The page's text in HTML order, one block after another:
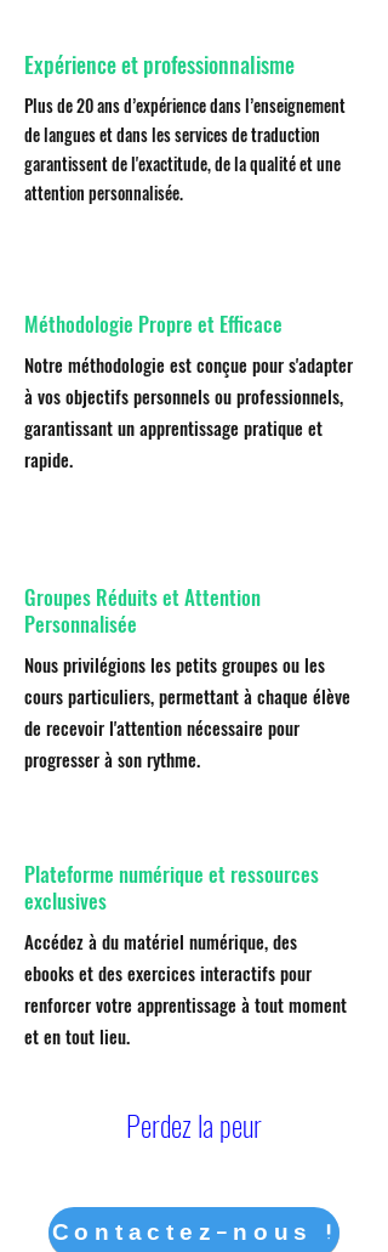
Expérience et professionnalisme
Plus de 20 ans d’expérience dans l’enseignement
de langues et dans les services de traduction
garantissent de l'exactitude, de la qualité et une
attention personnalisée.
Méthodologie Propre et Efficace
Notre méthodologie est conçue pour s'adapter
à vos objectifs personnels ou professionnels,
garantissant un apprentissage pratique et
rapide.
Groupes Réduits et Attention
Personnalisée
Nous privilégions les petits groupes ou les
cours particuliers, permettant à chaque élève
de recevoir l'attention nécessaire pour
progresser à son rythme.
Plateforme numérique et ressources
exclusives
Accédez à du matériel numérique, des
ebooks et des exercices interactifs pour
renforcer votre apprentissage à tout moment
et en tout lieu.
Perdez la peur
Contactez-nous !